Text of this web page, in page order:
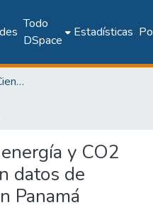
Todo
DSpace
Estadísticas
Congreso Nacional de Ciencia y Tecnología – APANAC
y CO2
datos de
Panamá